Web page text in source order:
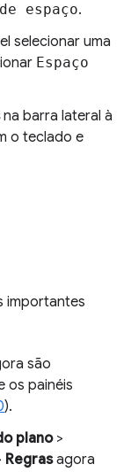
espaço.
selecionar uma
Espaço
na barra lateral à
o teclado e
importantes
são
os painéis
).
plano>
Regrasagora